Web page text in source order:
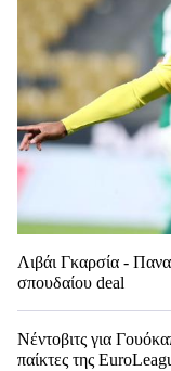
Λιβάι Γκαρσία -
σπουδαίου deal
Νέντοβιτς για
παίκτες της